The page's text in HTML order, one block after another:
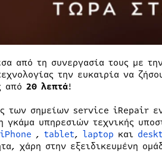
από τη συνεργασία τους με
την ευκαιρία να
από 20 λεπτά!
των σημείων service iRepair
γκάμα υπηρεσιών τεχνικής
iPhone , tablet, laptop και
χάρη στην εξειδικευμένη